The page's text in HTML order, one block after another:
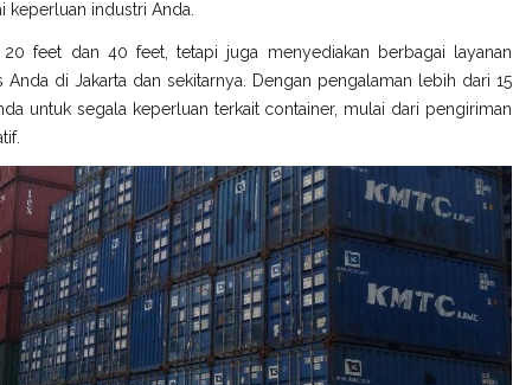
keperluan industri Anda.
feet dan 40 feet, tetapi juga menyediakan berbagai layanan
di Jakarta dan sekitarnya. Dengan pengalaman lebih dari 15
untuk segala keperluan terkait container, mulai dari pengiriman